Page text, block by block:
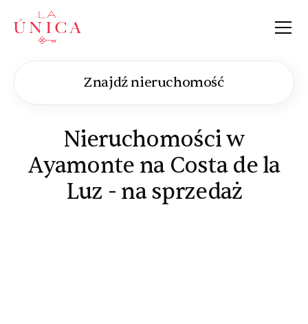
La Única
Znajdź nieruchomość
Nieruchomości w
Ayamonte na Costa de la
Luz - na sprzedaż